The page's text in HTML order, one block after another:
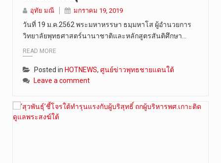
วันศุกร์ที…
อุทัย มณี มกราคม 19, 2019
วันที่ 19 ม.ค.2562 พระมหาหรรษา ธมฺมหาโส ผู้อำนวยการ
วิทยาลัยพุทธศาสตร์นานาชาติและหลักสูตรสันติศึกษา…
READ MORE
Posted in HOTNEWS, ศูนย์ข่าวพุทธชายแดนใต้
Leave a comment